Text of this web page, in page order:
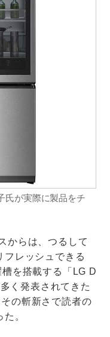
氏が実際に製品をチ
からは、つるして
フレッシュできる
を搭載する「LG D
く発表されてきた
の斬新さで読者の
。